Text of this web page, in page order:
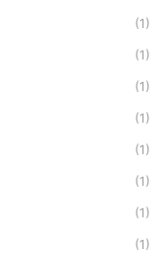
(1)
(1)
(1)
(1)
(1)
(1)
(1)
(1)